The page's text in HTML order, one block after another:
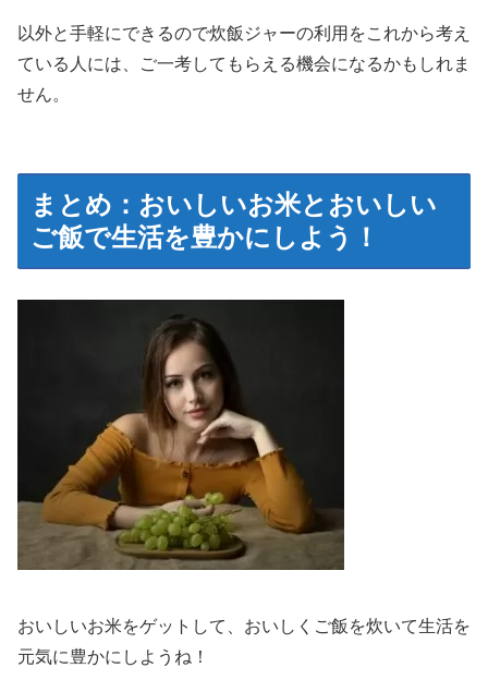
以外と手軽にできるので炊飯ジャーの利用をこれから考え
ている人には、ご一考してもらえる機会になるかもしれま
せん。
まとめ：おいしいお米とおいしい
ご飯で生活を豊かにしよう！
おいしいお米をゲットして、おいしくご飯を炊いて生活を
元気に豊かにしようね！